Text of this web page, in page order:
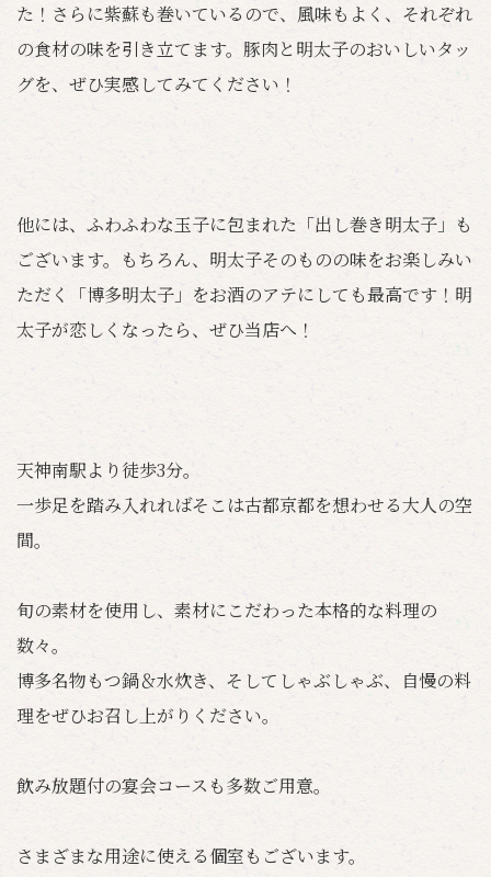
た！さらに紫蘇も巻いているので、風味もよく、それぞれ
の食材の味を引き立てます。豚肉と明太子のおいしいタッ
グを、ぜひ実感してみてください！
他には、ふわふわな玉子に包まれた「出し巻き明太子」も
ございます。もちろん、明太子そのものの味をお楽しみい
ただく「博多明太子」をお酒のアテにしても最高です！明
太子が恋しくなったら、ぜひ当店へ！
天神南駅より徒歩3分。
一歩足を踏み入れればそこは古都京都を想わせる大人の空
間。
旬の素材を使用し、素材にこだわった本格的な料理の
数々。
博多名物もつ鍋＆水炊き、そしてしゃぶしゃぶ、自慢の料
理をぜひお召し上がりください。
飲み放題付の宴会コースも多数ご用意。
さまざまな用途に使える個室もございます。